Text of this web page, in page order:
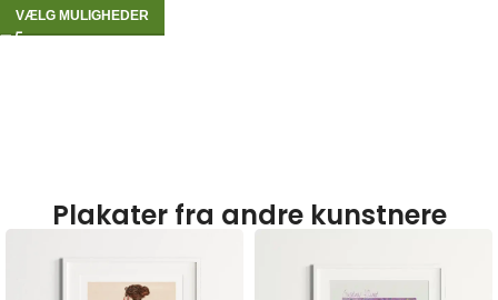
VÆLG MULIGHEDER
Plakater fra andre kunstnere